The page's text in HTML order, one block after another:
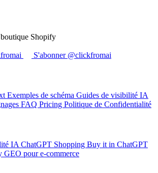
Shopify
S'abonner @clickfromai
Exemples de schéma Guides de visibilité IA
FAQ Pricing Politique de Confidentialité
IA ChatGPT Shopping Buy it in ChatGPT
GEO pour e-commerce